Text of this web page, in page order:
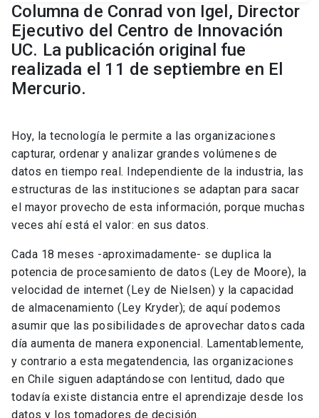
Columna de Conrad von Igel, Director
Ejecutivo del Centro de Innovación
UC. La publicación original fue
realizada el 11 de septiembre en El
Mercurio.
Hoy, la tecnología le permite a las organizaciones
capturar, ordenar y analizar grandes volúmenes de
datos en tiempo real. Independiente de la industria, las
estructuras de las instituciones se adaptan para sacar
el mayor provecho de esta información, porque muchas
veces ahí está el valor: en sus datos.
Cada 18 meses -aproximadamente- se duplica la
potencia de procesamiento de datos (Ley de Moore), la
velocidad de internet (Ley de Nielsen) y la capacidad
de almacenamiento (Ley Kryder); de aquí podemos
asumir que las posibilidades de aprovechar datos cada
día aumenta de manera exponencial. Lamentablemente,
y contrario a esta megatendencia, las organizaciones
en Chile siguen adaptándose con lentitud, dado que
todavía existe distancia entre el aprendizaje desde los
datos y los tomadores de decisión.